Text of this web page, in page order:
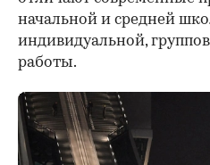
начальной и средней
индивидуальной,
работы.